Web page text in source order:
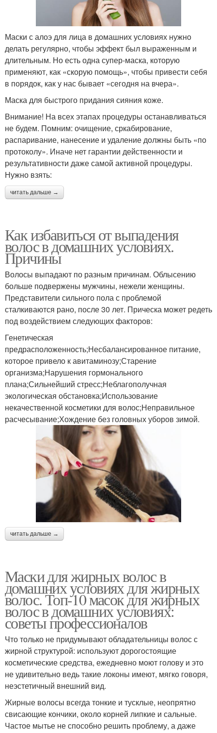
Маски с алоэ для лица в домашних условиях нужно
делать регулярно, чтобы эффект был выраженным и
длительным. Но есть одна супер-маска, которую
применяют, как «скорую помощь», чтобы привести себя
в порядок, как у нас бывает «сегодня на вчера».
Маска для быстрого придания сияния коже.
Внимание! На всех этапах процедуры останавливаться
не будем. Помним: очищение, сркабирование,
распаривание, нанесение и удаление должны быть «по
протоколу». Иначе нет гарантии действенности и
результативности даже самой активной процедуры.
Нужно взять:
читать дальше →
Как избавиться от выпадения
волос в домашних условиях.
Причины
Волосы выпадают по разным причинам. Облысению
больше подвержены мужчины, нежели женщины.
Представители сильного пола с проблемой
сталкиваются рано, после 30 лет. Прическа может редеть
под воздействием следующих факторов:
Генетическая
предрасположенность;Несбалансированное питание,
которое привело к авитаминозу;Старение
организма;Нарушения гормонального
плана;Сильнейший стресс;Неблагополучная
экологическая обстановка;Использование
некачественной косметики для волос;Неправильное
расчесывание;Хождение без головных уборов зимой.
читать дальше →
Маски для жирных волос в
домашних условиях для жирных
волос. Топ-10 масок для жирных
волос в домашних условиях:
советы профессионалов
Что только не придумывают обладательницы волос с
жирной структурой: используют дорогостоящие
косметические средства, ежедневно моют голову и это
не удивительно ведь такие локоны имеют, мягко говоря,
неэстетичный внешний вид.
Жирные волосы всегда тонкие и тусклые, неопрятно
свисающие кончики, около корней липкие и сальные.
Частое мытье не способно решить проблему, а даже